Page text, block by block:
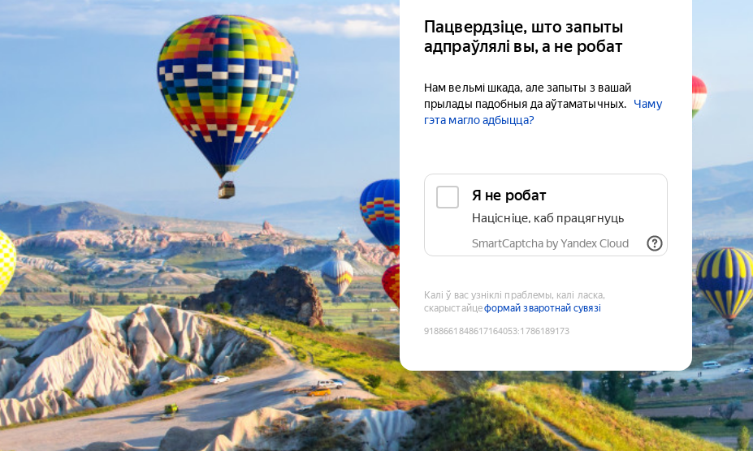
Пацвердзіце, што запыты
адпраўлялі вы, а не робат
Нам вельмі шкада, але запыты з вашай
прылады падобныя да аўтаматычных.
Чаму
гэта магло адбыцца?
Я не робат
Націсніце, каб працягнуць
SmartCaptcha by Yandex Cloud
Калі ў вас узніклі праблемы, калі ласка,
скарыстайцеформай зваротнай сувязі
9188661848617164053:1786189173